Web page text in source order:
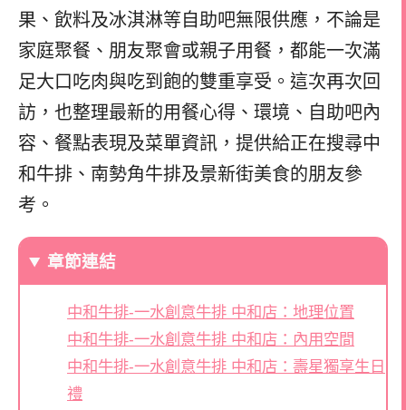
果、飲料及冰淇淋等自助吧無限供應，不論是
家庭聚餐、朋友聚會或親子用餐，都能一次滿
足大口吃肉與吃到飽的雙重享受。這次再次回
訪，也整理最新的用餐心得、環境、自助吧內
容、餐點表現及菜單資訊，提供給正在搜尋中
和牛排、南勢角牛排及景新街美食的朋友參
考。
章節連結
中和牛排-一水創意牛排 中和店：地理位置
中和牛排-一水創意牛排 中和店：內用空間
中和牛排-一水創意牛排 中和店：壽星獨享生日
禮